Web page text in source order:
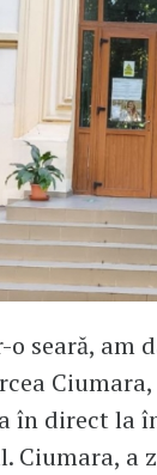
seară, am
în direct
Ciumara, a